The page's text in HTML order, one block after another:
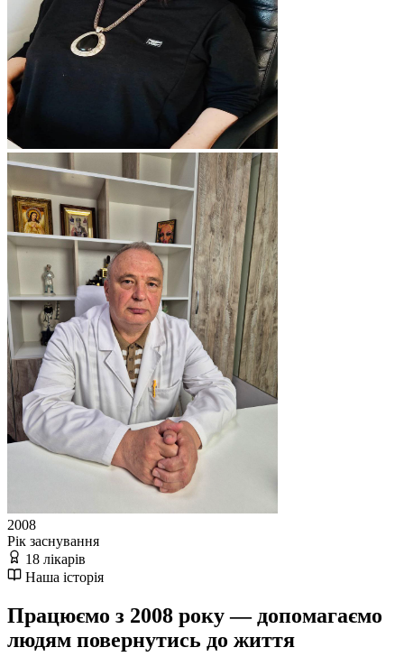
2008
Рік заснування
18 лікарів
Наша історія
Працюємо з 2008 року — допомагаємо
людям повернутись до життя